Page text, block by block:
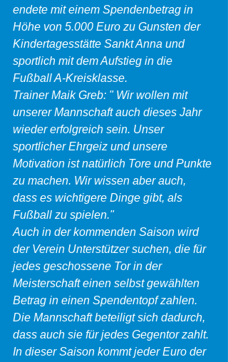
endete mit einem Spendenbetrag in
Höhe von 5.000 Euro zu Gunsten der
Kindertagesstätte Sankt Anna und
sportlich mit dem Aufstieg in die
Fußball A-Kreisklasse.
Trainer Maik Greb: " Wir wollen mit
unserer Mannschaft auch dieses Jahr
wieder erfolgreich sein. Unser
sportlicher Ehrgeiz und unsere
Motivation ist natürlich Tore und Punkte
zu machen. Wir wissen aber auch,
dass es wichtigere Dinge gibt, als
Fußball zu spielen."
Auch in der kommenden Saison wird
der Verein Unterstützer suchen, die für
jedes geschossene Tor in der
Meisterschaft einen selbst gewählten
Betrag in einen Spendentopf zahlen.
Die Mannschaft beteiligt sich dadurch,
dass auch sie für jedes Gegentor zahlt.
In dieser Saison kommt jeder Euro der